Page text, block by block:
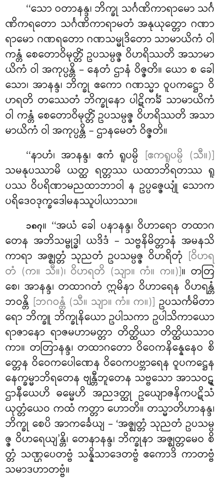
‘‘သော ဝတာနန္ဒ၊ ဘိက္ခု သင်္ဂဏိကာရာမော သင်္ဂ
ဏိကရတော သင်္ဂဏိကာရာမတံ အနုယုတ္တော ဂဏာ
ရာမော ဂဏရတော ဂဏသမ္မုဒိတော သာမာယိကံ ဝါ
ကန္တံ စေတောဝိမုတ္တိံ ဥပသမ္ပဇ္ဇ ဝိဟရိဿတိ အသာမာ
ယိကံ ဝါ အကုပ္ပန္တိ – နေတံ ဌာနံ ဝိဇ္ဇတိ။ ယော စ ခေါ
သော၊ အာနန္ဒ၊ ဘိက္ခု ဧကော ဂဏသ္မာ ဝူပကဋ္ဌော ဝိ
ဟရတိ တဿေတံ ဘိက္ခုနော ပါဋိကင်္ခံ သာမာယိကံ
ဝါ ကန္တံ စေတောဝိမုတ္တိံဥပသမ္ပဇ္ဇ ဝိဟရိဿတိ အသာ
မာယိကံ ဝါ အကုပ္ပန္တိ – ဌာနမေတံ ဝိဇ္ဇတိ။
‘‘နာဟံ၊ အာနန္ဒ၊ ဧကံ ရူပမ္ပိ [ဧကရူပမ္ပိ (သီ။)]
သမနုပဿာမိ ယတ္ထ ရတ္တဿ ယထာဘိရတဿ ရူ
ပဿ ဝိပရိဏာမညထာဘာဝါ န ဥပ္ပဇ္ဇေယျုံ သောက
ပရိဒေဝဒုက္ခဒေါမနဿူပါယာသာ။
၁၈၇။ ‘‘အယံခေါ ပနာနန္ဒ၊ ဝိဟာရော တထာဂ
တေန အဘိသမ္ဗုဒ္ဓါ ယဒိဒံ – သဗ္ဗနိမိတ္တာနံ အမနသိ
ကာရာ အဇ္ဈတ္တံ သုညတံ ဥပသမ္ပဇ္ဇ ဝိဟရိတုံ [ဝိဟရ
တံ (က။ သီ။)၊ ဝိဟရတိ (သျာ။ ကံ။ က။)]။ တတြ
စေ၊ အာနန္ဒ၊ တထာဂတံ ဣမိနာ ဝိဟာရေန ဝိဟရန္တံ
ဘဝန္တိ [ဘဂဝန္တံ (သီ။ သျာ။ ကံ။ က။)] ဥပသင်္ကမိတာ
ရော ဘိက္ခူ ဘိက္ခုနိယော ဥပါသကာ ဥပါသိကာယော
ရာဇာနော ရာဇမဟာမတ္တာ တိတ္ထိယာ တိတ္ထိယသာဝ
ကာ။ တတြာနန္ဒ၊ တထာဂတော ဝိဝေကနိန္နေနေဝ စိ
တ္တေန ဝိဝေကပေါဏေန ဝိဝေကပဗ္ဘာရေန ဝူပကဋ္ဌေန
နေက္ခမ္မာဘိရတေန ဗျန္တီဘူတေန သဗ္ဗသော အာသဝဋ္
ဌာနီယေဟိ ဓမ္မေဟိ အညဒတ္ထု ဥယျောဇနိကပဋိသံ
ယုတ္တံယေဝ ကထံ ကတ္တာ ဟောတိ။ တသ္မာတိဟာနန္ဒ၊
ဘိက္ခု စေပိ အာကင်္ခေယျ – ‘အဇ္ဈတ္တံ သုညတံ ဥပသမ္ပ
ဇ္ဇ ဝိဟရေယျ’န္တိ၊ တေနာနန္ဒ၊ ဘိက္ခုနာ အဇ္ဈတ္တမေဝ စိ
တ္တံ သဏ္ဌပေတဗ္ဗံ သန္နိသာဒေတဗ္ဗံ ဧကောဒိ ကာတဗ္ဗံ
သမာဒဟာတဗ္ဗံ။